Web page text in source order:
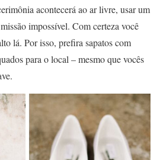
acontecerá ao ar livre, usar um
impossível. Com certeza você
lá. Por isso, prefira sapatos com
para o local – mesmo que vocês